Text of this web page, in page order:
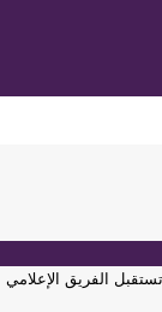
الفريق الإعلامي